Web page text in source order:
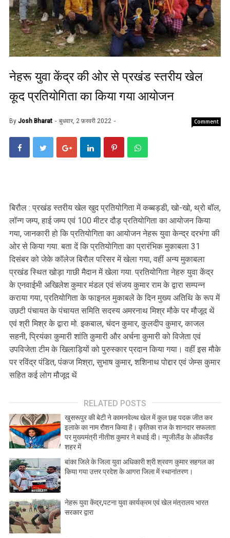
नेहरू युवा केंद्र की ओर से प्रखंड स्तरीय खेल
कूद प्रतियोगिता का किया गया आयोजन
By Josh Bharat बुधवार, 2 फ़रवरी 2022 Comment
बिरौल : प्रखंड स्तरीय खेल खुद प्रतियोगिता में कब्बड्डी, खो-खो, थ्रो बॉल,
लॉन्ग जम्प, हाई जम्प एवं 100 मीटर दौड़ प्रतियोगिता का आयोजन किया
गया, जानकारी हो कि प्रतियोगिता का आयोजन नेहरू युवा केन्द्र दरभंगा की
ओर से किया गया. बता दें कि प्रतियोगिता का प्रारंभिक मुकाबला 31
दिसंबर को जेके कॉलेज बिरौल परिसर में खेला गया, वहीं अन्य मुकाबला
प्रखंड स्थित खोड़ा गाछी मैदान में खेला गया. प्रतियोगिता नेहरु युवा केंद्र
के एनवाईभी अखिलेश कुमार मंडल एवं संजय कुमार राम के द्वारा सम्पन्न
कराया गया, प्रतियोगिता के फाइनल मुकाबले के दिन मुख्य अतिथि के रूप में
उछटी पंचायत के पंचायत समिति सदस्य अमरनाथ मिश्र मौके पर मौजूद थें
एवं श्री मिश्र के द्वारा मो. इकबाल, चंदन कुमार, कुलदीप कुमार, काजल
सहनी, प्रियंका कुमारी शांति कुमारी और अर्चना कुमारी को विजेता एवं
उपविजेता टीम के खिलाड़ियों को पुरुस्कार प्रदान किया गया। वहीं इस मौके
पर रविंद्र पंडित, पंकज मिश्रा, सुभाष कुमार, शशिनाथ पोद्दार एवं जेम्स कुमार
सहित कई लोग मौजूद थें
RELATED POSTS
खुसरूपुर की बेटी ने कामनवेल्थ खेल में कुल छह पदक जीत कर
इलाके का नाम रौशन किया है। कृतिका राज के शानदार सफलता
पर मुख्यमंत्री नीतीश कुमार ने बधाई दी। न्यूजीलैंड के ऑकलैंड
शहर में
बांका जिले के जिला युवा अधिकारी श्री श्रवण कुमार सहगल का
किया गया उत्तर प्रदेश के आगरा जिला में स्थानांतरण।
नेहरू युवा केंद्र,पटना युवा कार्यक्रम एवं खेल मंत्रालय भारत
सरकार द्वारा